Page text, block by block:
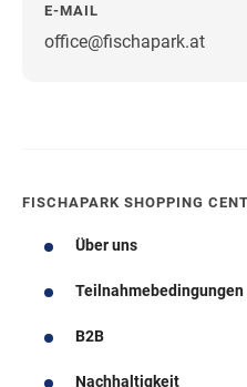
E-MAIL
office@fischapark.at
FISCHAPARK SHOPPING
Über uns
Teilnahmebedingungen
B2B
Nachhaltigkeit